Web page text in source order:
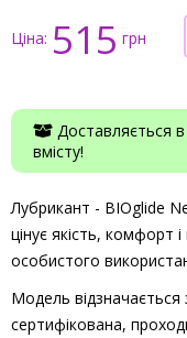
Ціна: 515 грн
Доставляється в
вмісту!
Лубрикант - BIOglide
цінує якість, комфорт
особистого
Модель відзначається
сертифікована,